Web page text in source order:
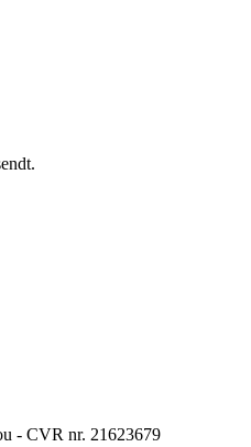
- CVR nr. 21623679